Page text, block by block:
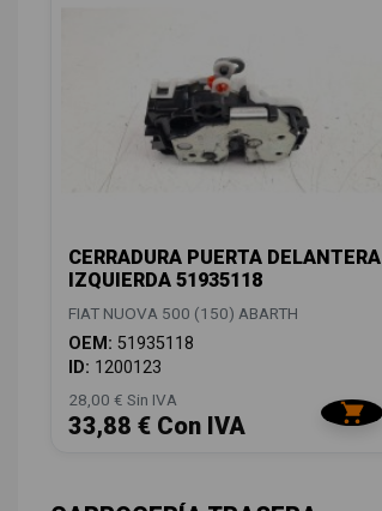
CERRADURA PUERTA DELANTERA
IZQUIERDA 51935118
FIAT NUOVA 500 (150) ABARTH
OEM: 51935118
ID: 1200123
28,00 € Sin IVA
33,88 € Con IVA